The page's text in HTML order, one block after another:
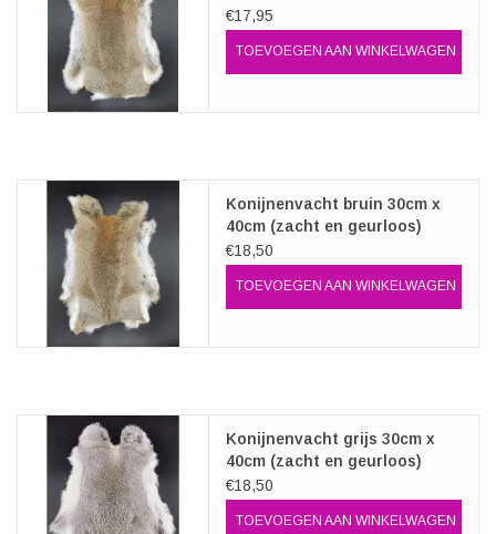
€17,95
TOEVOEGEN AAN WINKELWAGEN
Konijnenvacht bruin 30cm x
40cm (zacht en geurloos)
€18,50
TOEVOEGEN AAN WINKELWAGEN
Konijnenvacht grijs 30cm x
40cm (zacht en geurloos)
€18,50
TOEVOEGEN AAN WINKELWAGEN